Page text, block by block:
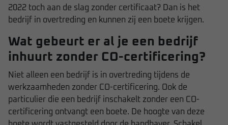
2022 toch aan de slag zonder certificaat? Dan is het
bedrijf in overtreding en kunnen zij een boete krijgen.
Wat gebeurt er al je een bedrijf
inhuurt zonder CO-certificering?
Niet alleen een bedrijf is in overtreding tijdens de
werkzaamheden zonder CO-certificering. Ook de
particulier die een bedrijf inschakelt zonder een CO-
certificering ontvangt een boete. De hoogte van deze